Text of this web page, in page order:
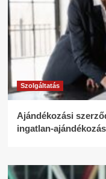
Szolgáltatás
Ajándékozási
ingatlan-